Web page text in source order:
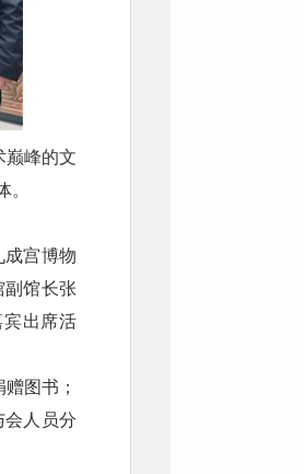
巅峰的文
成宫博物
副馆长张
出席活
图书；
会人员分